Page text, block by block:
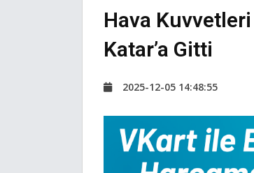
Hava
Katar’a Gitti
2025-12-05 14:48:55